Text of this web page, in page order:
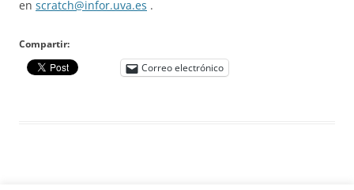
en scratch@infor.uva.es .
Compartir:
Correo electrónico